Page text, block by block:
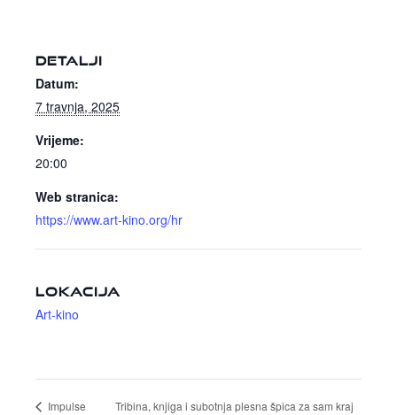
DETALJI
Datum:
7 travnja, 2025
Vrijeme:
20:00
Web stranica:
https://www.art-kino.org/hr
LOKACIJA
Art-kino
Impulse
Tribina, knjiga i subotnja plesna špica za sam kraj